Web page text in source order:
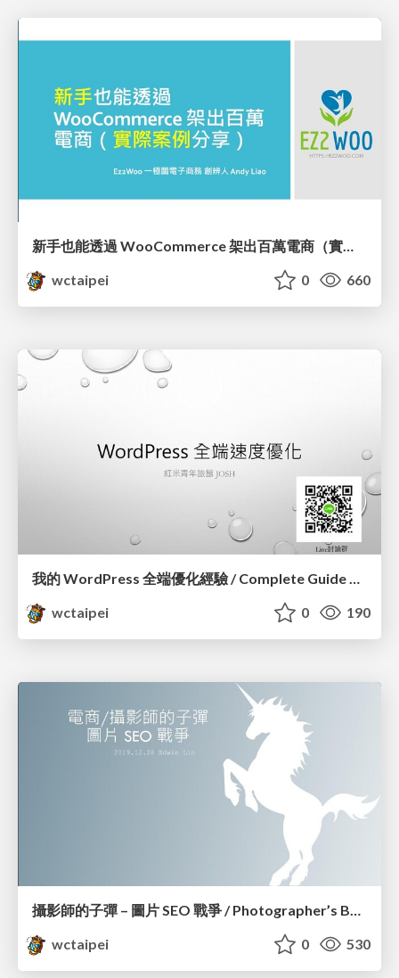
新手也能透過 WooCommerce 架出百萬電商（實際案例分享）/ Real World Building WooCommerce Site for Beginners_廖震宇 / Andy Liao
wctaipei
0 660
wctaipei
0 190
攝影師的子彈 – 圖片 SEO 戰爭 / Photographer’s Bullet – Image SEO War_Edwin Lin
wctaipei
0 530